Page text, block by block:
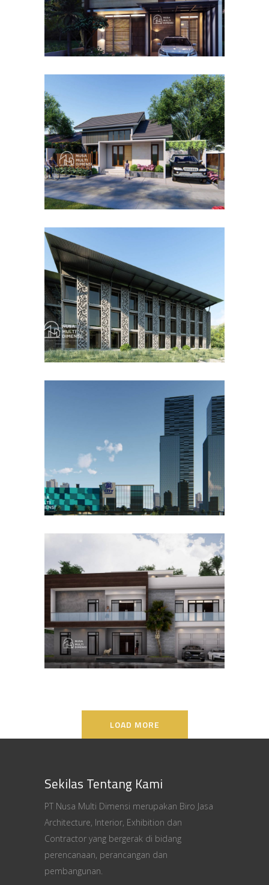
Desain Rumah Bapak Dodi di
Ciomas Bogor
DESAIN RUMAH TERBAIK
Desain Dormitory Dramaga
IPB di Kota Bogor
DESAIN BANGUNAN LAINNYA
Desain DNB Tower di
Cilandak Jakarta Selatan
Desain Rumah Bapak Ali di
Lippo Karawaci
DESAIN RUMAH TERBAIK
LOAD MORE
Sekilas Tentang Kami
PT Nusa Multi Dimensi merupakan Biro Jasa
Architecture, Interior, Exhibition dan
Contractor yang bergerak di bidang
perencanaan, perancangan dan
pembangunan.